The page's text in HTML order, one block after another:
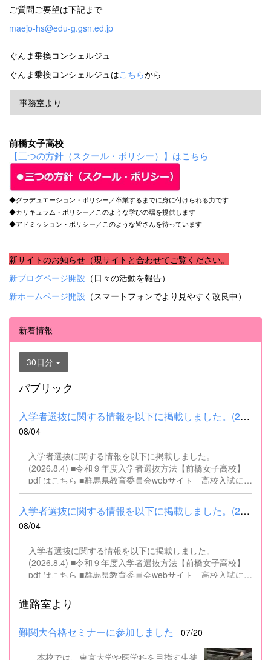
ご質問ご要望は下記まで
maejo-hs@edu-g.gsn.ed.jp
ぐんま乗換コンシェルジュ
ぐんま乗換コンシェルジュはこちらから
事務室より
前橋女子高校
【三つの方針（スクール・ポリシー）】はこちら
◆グラデュエーション・ポリシー／卒業するまでに身に付けられる力です
◆カリキュラム・ポリシー／このような学びの場を提供します
◆アドミッション・ポリシー／このような皆さんを待っています
新サイトのお知らせ（現サイトと合わせてご覧ください。
新ブログページ開設 （日々の活動を報告）
新ホームページ開設 （スマートフォンでより見やすく改良中）
新着情報
30日分
パブリック
入学者選抜に関する情報を以下に掲載しました。(2026.8.4) ■令和...
08/04
入学者選抜に関する情報を以下に掲載しました。
(2026.8.4) ■令和９年度入学者選抜方法【前橋女子高校】
pdf はこちら ■群馬県教育委員会webサイト 高校入試に関
するページはこちら
入学者選抜に関する情報を以下に掲載しました。(2026.8.4) ■令和...
08/04
入学者選抜に関する情報を以下に掲載しました。
(2026.8.4) ■令和９年度入学者選抜方法【前橋女子高校】
pdf はこちら ■群馬県教育委員会webサイト 高校入試に関
進路室より
難関大合格セミナーに参加しました 07/20
本校では、東京大学や医学科を目指す生徒